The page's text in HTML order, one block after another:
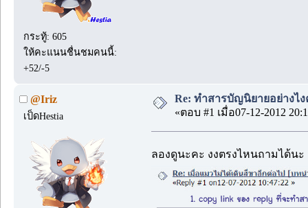
กระทู้: 605
ให้คะแนนชื่นชมคนนี้:
+52/-5
@Iriz
เป็ดHestia
Re: ทำสารบัญนิยายอย่างไ
«ตอบ #1 เมื่อ07-12-2012
ลองดูนะคะ งงตรงไหนถามได้นะ